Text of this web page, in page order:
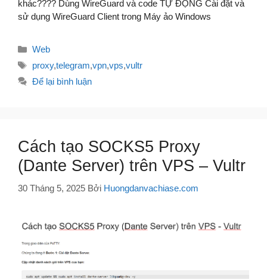
khác???? Dùng WireGuard và code TỰ ĐỘNG Cài đặt và
sử dụng WireGuard Client trong Máy ảo Windows
Danh
Web
Thẻ
proxy,telegram,vpn,vps,vultr
Để lại bình luận
Cách tạo SOCKS5 Proxy
(Dante Server) trên VPS – Vultr
30 Tháng 5, 2025 Bởi Huongdanvachiase.com